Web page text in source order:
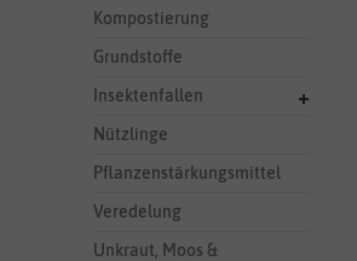
Kompostierung
Grundstoffe
Insektenfallen
Nützlinge
Pflanzenstärkungsmittel
Veredelung
Unkraut, Moos &